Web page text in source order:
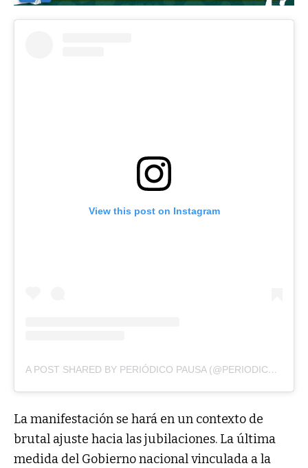
View this post on Instagram
A POST SHARED BY PERIÓDICO PAUSA (@PERIODICOPAUSA)
La manifestación se hará en un contexto de
brutal ajuste hacia las jubilaciones. La última
medida del Gobierno nacional vinculada a la